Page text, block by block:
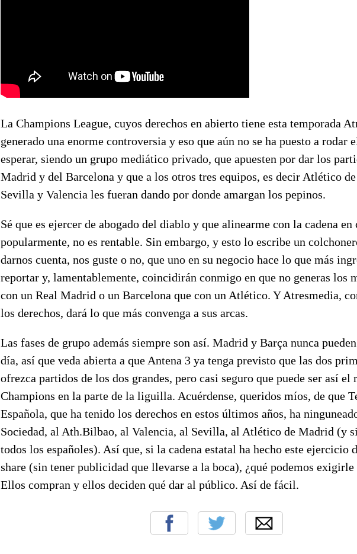
La Champions League, cuyos derechos en abierto tiene esta temporada
generado una enorme controversia y eso que aún no se ha puesto a rodar
esperar, siendo un grupo mediático privado, que apuesten por dar los
Madrid y del Barcelona y que a los otros tres equipos, es decir Atlético
Sevilla y Valencia les fueran dando por donde amargan los pepinos.
Sé que es ejercer de abogado del diablo y que alinearme con la cadena en
popularmente, no es rentable. Sin embargo, y esto lo escribe un
darnos cuenta, nos guste o no, que uno en su negocio hace lo que más
reportar y, lamentablemente, coincidirán conmigo en que no generas los
con un Real Madrid o un Barcelona que con un Atlético. Y Atresmedia,
los derechos, dará lo que más convenga a sus arcas.
Las fases de grupo además siempre son así. Madrid y Barça nunca
día, así que veda abierta a que Antena 3 ya tenga previsto que las dos
ofrezca partidos de los dos grandes, pero casi seguro que puede ser así el
Champions en la parte de la liguilla. Acuérdense, queridos míos, de que
Española, que ha tenido los derechos en estos últimos años, ha
Sociedad, al Ath.Bilbao, al Valencia, al Sevilla, al Atlético de Madrid (y
todos los españoles). Así que, si la cadena estatal ha hecho este ejercicio
share (sin tener publicidad que llevarse a la boca), ¿qué podemos exigirle
Ellos compran y ellos deciden qué dar al público. Así de fácil.